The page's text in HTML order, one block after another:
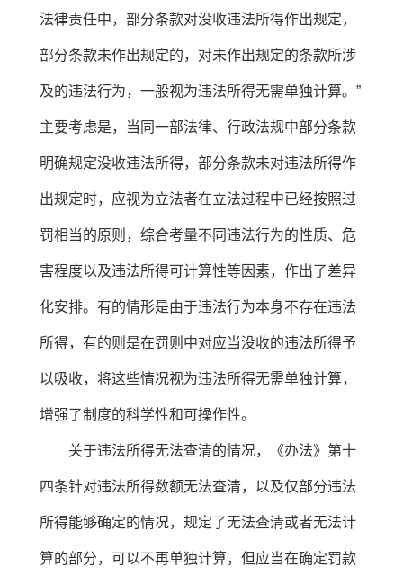
法律责任中，部分条款对没收违法所得作出规定，
部分条款未作出规定的，对未作出规定的条款所涉
及的违法行为，一般视为违法所得无需单独计算。”
主要考虑是，当同一部法律、行政法规中部分条款
明确规定没收违法所得，部分条款未对违法所得作
出规定时，应视为立法者在立法过程中已经按照过
罚相当的原则，综合考量不同违法行为的性质、危
害程度以及违法所得可计算性等因素，作出了差异
化安排。有的情形是由于违法行为本身不存在违法
所得，有的则是在罚则中对应当没收的违法所得予
以吸收，将这些情况视为违法所得无需单独计算，
增强了制度的科学性和可操作性。
关于违法所得无法查清的情况，《办法》第十
四条针对违法所得数额无法查清，以及仅部分违法
所得能够确定的情况，规定了无法查清或者无法计
算的部分，可以不再单独计算，但应当在确定罚款